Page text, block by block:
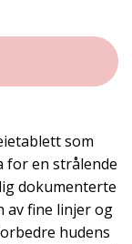
som
en strålende
dokumenterte
av fine linjer og
hudens